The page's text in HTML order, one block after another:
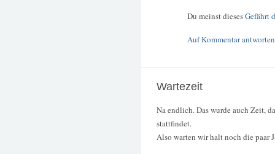
Du meinst diesesGefährt
Auf Kommentar antworten
Wartezeit
Na endlich. Das wurde auch Zeit,
stattfindet.
Also warten wir halt noch die paar